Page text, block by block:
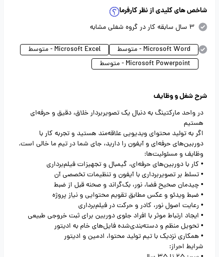
شاخص های کلیدی از نظر کارفرما
3 سال سابقه کار در گروه شغلی مشابه
Microsoft Word - متوسط
Microsoft Excel - متوسط
Microsoft Powerpoint - متوسط
شرح شغل و وظایف
در واحد مارکتینگ به دنبال یک تصویربردار خلاق، دقیق و حرفه‌ای
هستیم
اگر به تولید محتوای ویدیویی علاقه‌مند هستید و تجربه کار با
دوربین‌های حرفه‌ای و آیفون را دارید، جای شما در تیم ما خالی است.
وظایف و مسئولیت‌ها:
• کار با دوربین‌های حرفه‌ای، گیمبال و تجهیزات فیلم‌برداری
• تسلط بر تصویربرداری با آیفون و تنظیمات تخصصی آن
• چیدمان صحیح فضا، نور، بک‌گراند و صحنه قبل از ضبط
• ضبط ویدئو و عکس مطابق تقویم محتوایی و نیاز پروژه
• رعایت اصول نور، کادر و حرکت در فیلم‌برداری
• ایجاد ارتباط موثر با افراد جلوی دوربین برای ثبت خروجی طبیعی
• تحویل منظم و دسته‌بندی‌شده فایل‌های خام به ادیتور
• همکاری نزدیک با تیم تولید محتوا، ادمین و ادیتور
شرایط احراز: